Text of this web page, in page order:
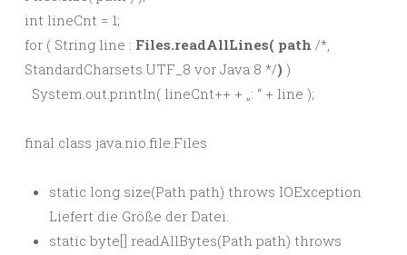
int lineCnt = 1;
for ( String line : Files.readAllLines( path /*,
StandardCharsets.UTF_8 vor Java 8 */) )
System.out.println( lineCnt++ + „: “ + line );
final class java.nio.file.Files
static long size(Path path) throws IOException
Liefert die Größe der Datei.
static byte[] readAllBytes(Path path) throws